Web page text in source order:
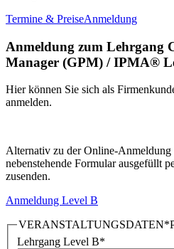
Termine & PreiseAnmeldung
Anmeldung zum Lehrgang
Manager (GPM) / IPMA®
Hier können Sie sich als
anmelden.
Alternativ zu der Online-Anmeldung
nebenstehende Formular ausgefüllt
zusenden.
Anmeldung Level B
VERANSTALTUNGSDATEN
Lehrgang Level B*